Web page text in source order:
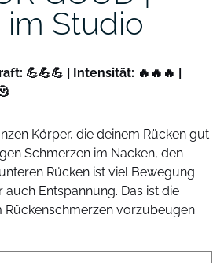
im Studio
💪💪💪 | Intensität: 🔥🔥🔥 |
Körper, die deinem Rücken gut
Schmerzen im Nacken, den
Rücken ist viel Bewegung
Entspannung. Das ist die
Rückenschmerzen vorzubeugen.